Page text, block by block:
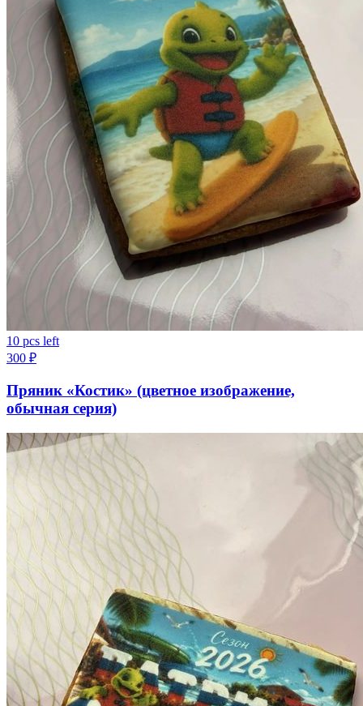
10 pcs left
300 ₽
Пряник «Костик» (цветное изображение,
обычная серия)